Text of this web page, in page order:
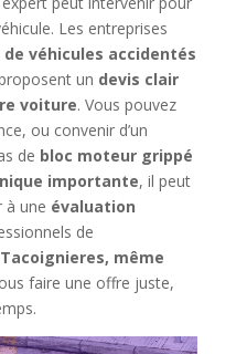
Les entreprises
véhicules accidentés
un devis clair
voiture. Vous pouvez
ou convenir d’un
de bloc moteur grippé
importante, il peut
à une évaluation
de
même
faire une offre juste,